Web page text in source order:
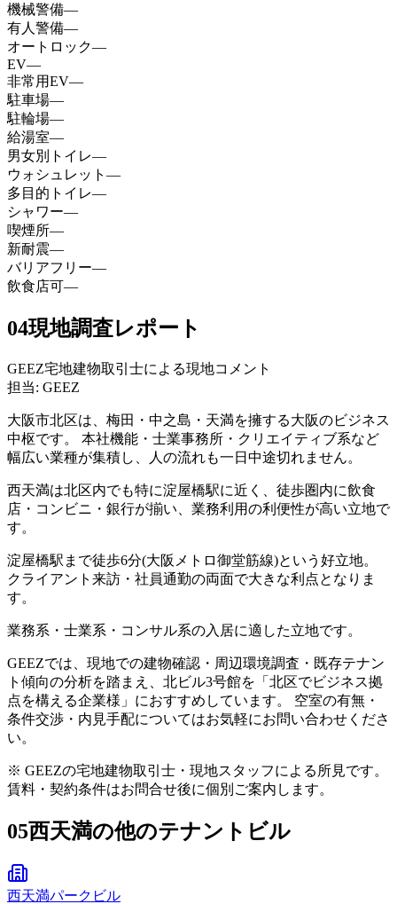
機械警備—
有人警備—
オートロック—
EV—
非常用EV—
駐車場—
駐輪場—
給湯室—
男女別トイレ—
ウォシュレット —
多目的トイレ—
シャワー—
喫煙所—
新耐震—
バリアフリー—
飲食店可—
04現地調査レポート
GEEZ宅地建物取引士による現地コメント
担当: GEEZ
大阪市北区は、梅田・中之島・天満を擁する大阪のビジネス
中枢です。 本社機能・士業事務所・クリエイティブ系など
幅広い業種が集積し、人の流れも一日中途切れません。
西天満は北区内でも特に淀屋橋駅に近く、徒歩圏内に飲食
店・コンビニ・銀行が揃い、業務利用の利便性が高い立地で
す。
淀屋橋駅まで徒歩6分(大阪メトロ御堂筋線)という好立地。
クライアント来訪・社員通勤の両面で大きな利点となりま
す。
業務系・士業系・コンサル系の入居に適した立地です。
GEEZでは、現地での建物確認・周辺環境調査・既存テナン
ト傾向の分析を踏まえ、北ビル3号館を「北区でビジネス拠
点を構える企業様」におすすめしています。 空室の有無・
条件交渉・内見手配についてはお気軽にお問い合わせくださ
い。
※ GEEZの宅地建物取引士・現地スタッフによる所見です。
賃料・契約条件はお問合せ後に個別ご案内します。
05西天満の他のテナントビル
西天満パークビル